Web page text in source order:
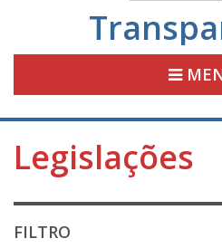
Legislações
FILTRO